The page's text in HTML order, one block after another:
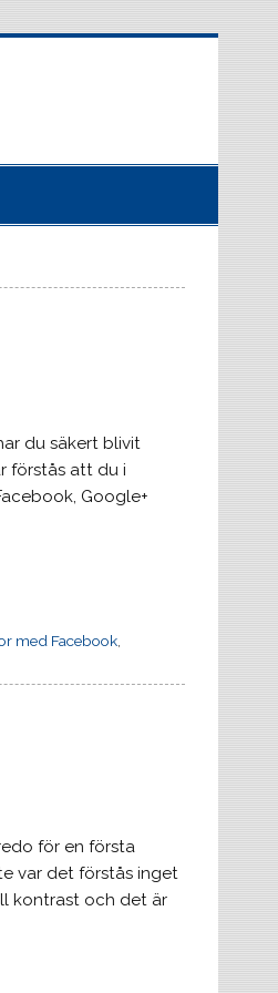
du säkert blivit
förstås att du i
Google+
med Facebook,
för en första
var det förstås inget
kontrast och det är